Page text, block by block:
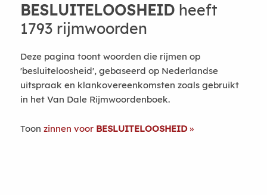
BESLUITELOOSHEIDheeft
1793 rijmwoorden
Deze pagina toont woorden die rijmen op
'besluiteloosheid', gebaseerd op Nederlandse
uitspraak en klankovereenkomsten zoals gebruikt
in het Van Dale Rijmwoordenboek.
Toon zinnen voor BESLUITELOOSHEID